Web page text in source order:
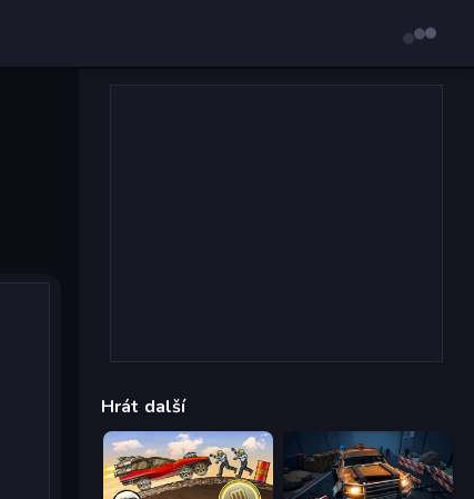
Hrát další